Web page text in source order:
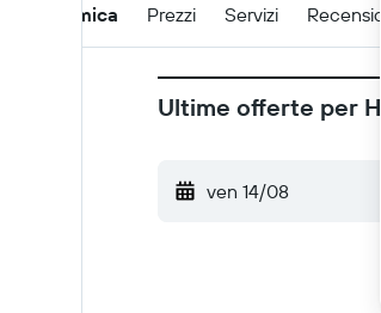
Panoramica Prezzi Servizi
Ultime offerte per
ven 14/08